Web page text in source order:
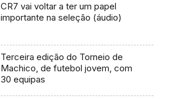
CR7 vai voltar a ter um papel
importante na seleção (áudio)
Terceira edição do Torneio de
Machico, de futebol jovem, com
30 equipas